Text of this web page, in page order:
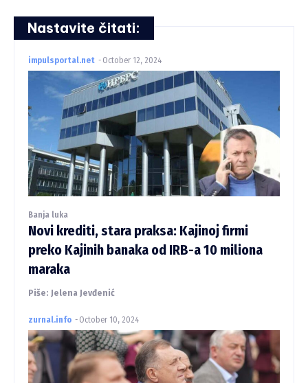
Nastavite čitati:
impulsportal.net - October 12, 2024
Banja luka
Novi krediti, stara praksa: Kajinoj firmi
preko Kajinih banaka od IRB-a 10 miliona
maraka
Piše: Jelena Jevđenić
zurnal.info - October 10, 2024